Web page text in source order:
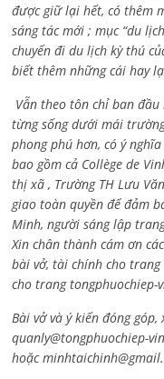
được giữ lại hết, có thêm
sáng tác mới ; mục “du
chuyến đi du lịch kỳ thú
biết thêm những cái hay
Vẫn theo tôn chỉ ban đầu
từng sống dưới mái
phong phú hơn, có ý
bao gồm cả Collège de
thị xã , Trường TH Lưu
giao toàn quyền để đảm
Minh, người sáng lập
Xin chân thành cám ơn
bài vở, tài chính cho
cho trang tongphuochiep-
Bài vở và ý kiến đóng
quanly@tongphuochiep-
hoặc